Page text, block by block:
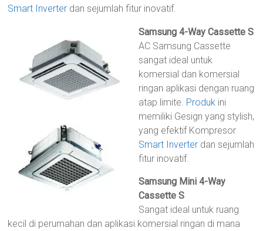
Smart Inverter dan sejumlah fitur inovatif.
Samsung 4-Way Cassette S
AC Samsung Cassette
sangat ideal untuk
komersial dan komersial
ringan aplikasi dengan ruang
atap limite. Produk ini
memiliki Gesign yang stylish,
yang efektif Kompresor
Smart Inverter dan sejumlah
fitur inovatif.
Samsung Mini 4-Way
Cassette S
Sangat ideal untuk ruang
kecil di perumahan dan aplikasi komersial ringan di mana